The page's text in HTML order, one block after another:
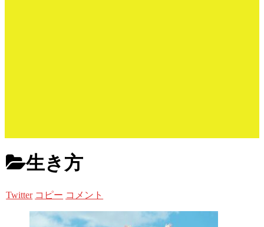
生き方
Twitter コピー コメント